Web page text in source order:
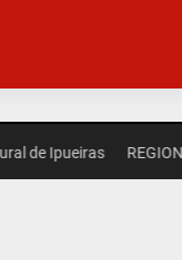
Ipueiras REGIONAL